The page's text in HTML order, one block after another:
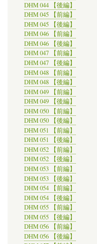
DHM 044 【後編】
DHM 045 【前編】
DHM 045 【後編】
DHM 046 【前編】
DHM 046 【後編】
DHM 047 【前編】
DHM 047 【後編】
DHM 048 【前編】
DHM 048 【後編】
DHM 049 【前編】
DHM 049 【後編】
DHM 050 【前編】
DHM 050 【後編】
DHM 051 【前編】
DHM 051 【後編】
DHM 052 【前編】
DHM 052 【後編】
DHM 053 【前編】
DHM 053 【後編】
DHM 054 【前編】
DHM 054 【後編】
DHM 055 【前編】
DHM 055 【後編】
DHM 056 【前編】
DHM 056 【後編】